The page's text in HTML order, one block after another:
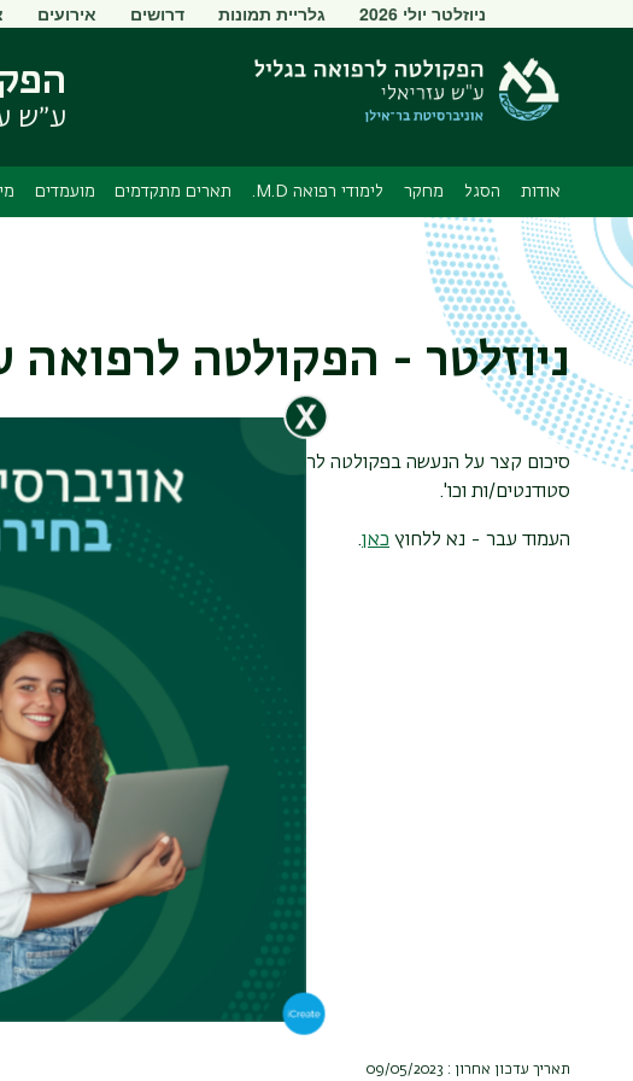
תפריט
ניוזלטר יולי 2026 גלריית תמונות דרושים אירועים
ע״ש
אודות הסגל מחקר לימודי רפואה M.D. תארים מתקדמים מועמדים
ניוזלטר - הפקולטה לרפואה
סיכום קצר על הנעשה בפקולטה לרפואה ע"ש עזריאלי - פרסומים, חדשות,
סטודנטים/ות וכו'.
העמוד עבר - נא ללחוץ כאן.
תאריך עדכון אחרון : 09/05/2023